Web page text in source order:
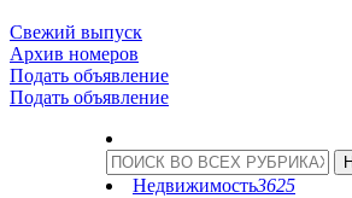
Свежий выпуск
Архив номеров
Подать объявление
Подать объявление
Недвижимость3625